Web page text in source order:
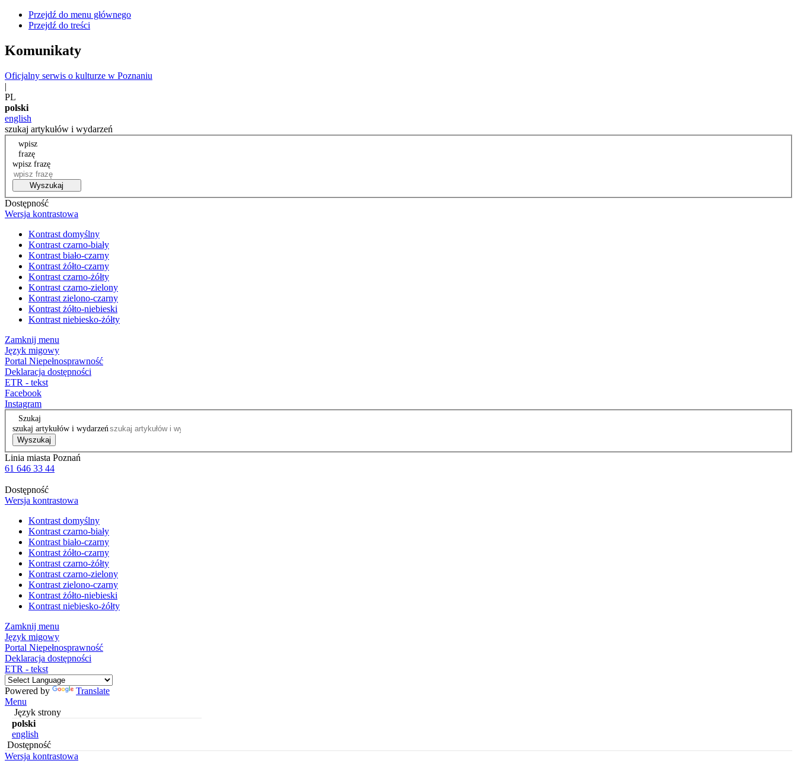
Przejdź do menu głównego
Przejdź do treści
Komunikaty
Oficjalny serwis o kulturze w Poznaniu
|
PL
polski
english
szukaj artykułów i wydarzeń
wpisz
frazę
wpisz frazę
Wyszukaj
Dostępność
Wersja kontrastowa
Kontrast domyślny
Kontrast czarno-biały
Kontrast biało-czarny
Kontrast żółto-czarny
Kontrast czarno-żółty
Kontrast czarno-zielony
Kontrast zielono-czarny
Kontrast żółto-niebieski
Kontrast niebiesko-żółty
Zamknij menu
Język migowy
Portal Niepełnosprawność
Deklaracja dostępności
ETR - tekst
Facebook
Instagram
Szukaj
szukaj artykułów i wydarzeń
Wyszukaj
Linia miasta Poznań
61 646 33 44
Dostępność
Wersja kontrastowa
Kontrast domyślny
Kontrast czarno-biały
Kontrast biało-czarny
Kontrast żółto-czarny
Kontrast czarno-żółty
Kontrast czarno-zielony
Kontrast zielono-czarny
Kontrast żółto-niebieski
Kontrast niebiesko-żółty
Zamknij menu
Język migowy
Portal Niepełnosprawność
Deklaracja dostępności
ETR - tekst
Powered by
Translate
Menu
Język strony
polski
english
Dostępność
Wersja kontrastowa